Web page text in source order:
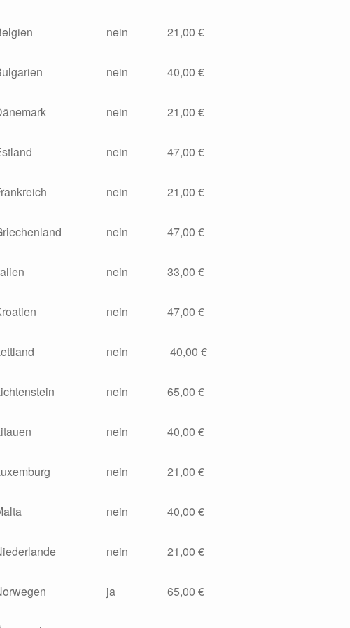
nein 21,00 €
nein 40,00 €
nein 21,00 €
nein 47,00 €
nein 21,00 €
nein 47,00 €
nein 33,00 €
nein 47,00 €
nein 40,00 €
nein 65,00 €
nein 40,00 €
nein 21,00 €
nein 40,00 €
nein 21,00 €
ja 65,00 €